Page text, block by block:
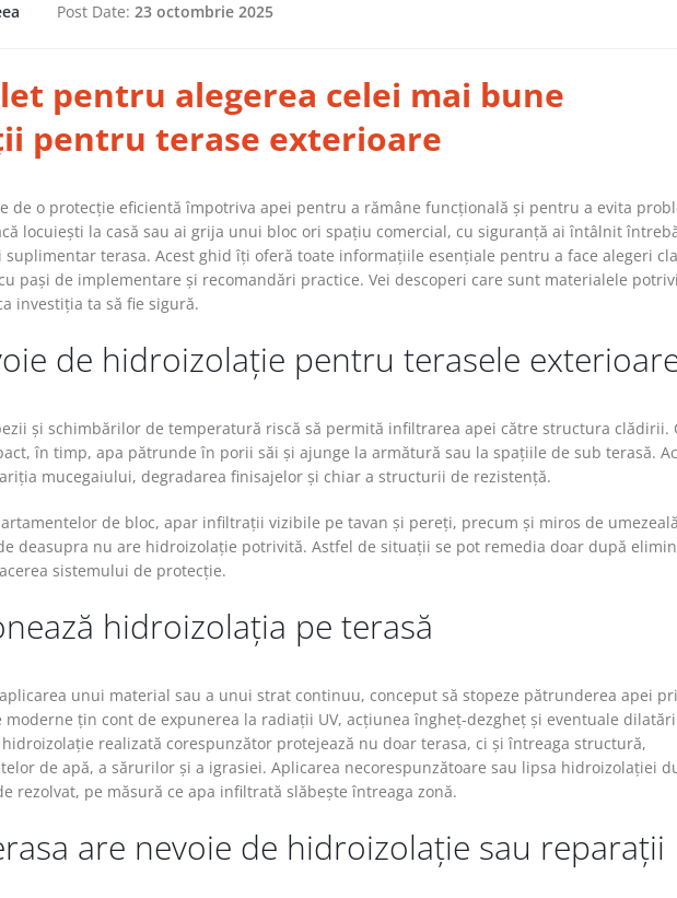
Post Date: 23 octombrie 2025
pentru alegerea celei mai bune
pentru terase exterioare
de o protecție eficientă împotriva apei pentru a rămâne funcțională și pentru a evita
locuiești la casă sau ai grija unui bloc ori spațiu comercial, cu siguranță ai întâlnit
suplimentar terasa. Acest ghid îți oferă toate informațiile esențiale pentru a face alegeri
pași de implementare și recomandări practice. Vei descoperi care sunt materialele
investiția ta să fie sigură.
de hidroizolație pentru terasele
și schimbărilor de temperatură riscă să permită infiltrarea apei către structura clădirii.
în timp, apa pătrunde în porii săi și ajunge la armătură sau la spațiile de sub terasă.
mucegaiului, degradarea finisajelor și chiar a structurii de rezistență.
de bloc, apar infiltrații vizibile pe tavan și pereți, precum și miros de umezeală
deasupra nu are hidroizolație potrivită. Astfel de situații se pot remedia doar după
sistemului de protecție.
hidroizolația pe terasă
unui material sau a unui strat continuu, conceput să stopeze pătrunderea apei
moderne țin cont de expunerea la radiații UV, acțiunea îngheț-dezgheț și eventuale
realizată corespunzător protejează nu doar terasa, ci și întreaga structură,
de apă, a sărurilor și a igrasiei. Aplicarea necorespunzătoare sau lipsa hidroizolației
rezolvat, pe măsură ce apa infiltrată slăbește întreaga zonă.
are nevoie de hidroizolație sau reparații